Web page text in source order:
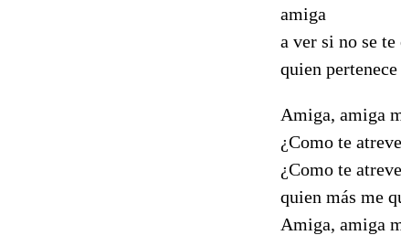
amiga
a ver si no se
quien
Amiga, amiga
¿Como te
¿Como te
quien más me
Amiga, amiga